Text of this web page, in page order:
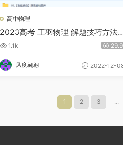
高中物理
2023高考 王羽物理 解题技巧方法
一轮录播课更新11章
1.1k 29.9
风度翩翩 2022-12-
1 2 3 ...